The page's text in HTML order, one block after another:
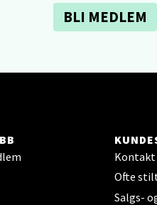
BLI MEDLEM
Kontakt
Ofte
Salgs-